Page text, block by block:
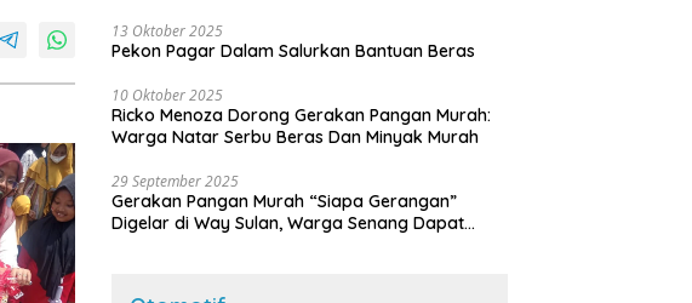
13 Oktober 2025
Pekon Pagar Dalam Salurkan Bantuan Beras
10 Oktober 2025
Ricko Menoza Dorong Gerakan Pangan Murah:
Warga Natar Serbu Beras Dan Minyak Murah
29 September 2025
Gerakan Pangan Murah “Siapa Gerangan”
Digelar di Way Sulan, Warga Senang Dapat